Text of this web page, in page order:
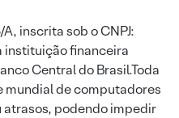
inscrita sob o CNPJ:
financeira
Central do Brasil.Toda
mundial de computadores
podendo impedir